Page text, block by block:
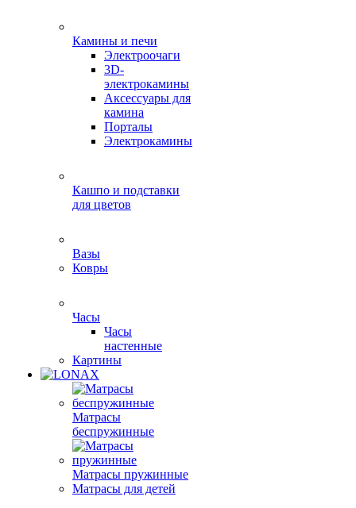
Камины и печи
Электроочаги
3D-
электрокамины
Аксессуары для
камина
Порталы
Электрокамины
Кашпо и подставки
для цветов
Вазы
Ковры
Часы
Часы
настенные
Картины
Матрасы
беспружинные
Матрасы пружинные
Матрасы для детей